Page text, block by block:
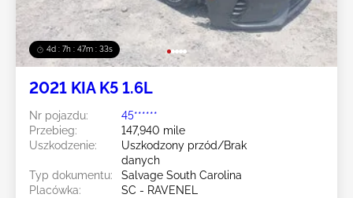
4d : 7h : 47m : 31s
2021 KIA K5 1.6L
Nr pojazdu:
45******
Przebieg:
147,940 mile
Uszkodzenie:
Uszkodzony przód/Brak
danych
Typ dokumentu:
Salvage South Carolina
Placówka:
SC - RAVENEL